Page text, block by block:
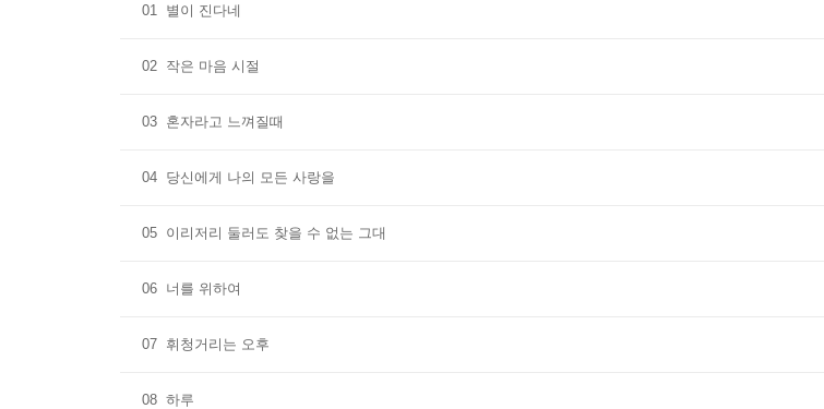
01 별이 진다네
02 작은 마음 시절
03 혼자라고 느껴질때
04 당신에게 나의 모든 사랑을
05 이리저리 둘러도 찾을 수 없는 그대
06 너를 위하여
07 휘청거리는 오후
08 하루